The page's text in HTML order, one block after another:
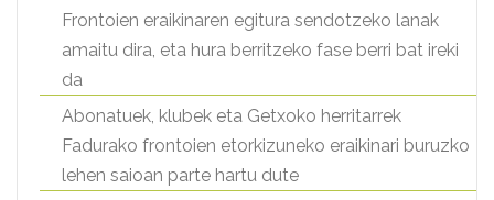
Frontoien eraikinaren egitura sendotzeko lanak
amaitu dira, eta hura berritzeko fase berri bat ireki
da
Abonatuek, klubek eta Getxoko herritarrek
Fadurako frontoien etorkizuneko eraikinari buruzko
lehen saioan parte hartu dute